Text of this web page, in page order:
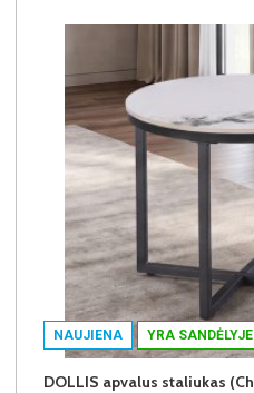
NAUJIENA YRA SANDĖLYJE